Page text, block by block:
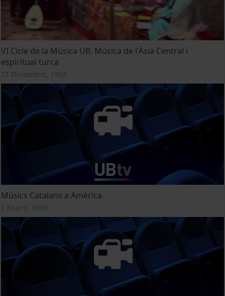
VI Cicle de la Música UB. Música de l'Àsia Central i
espiritual turca
21 Diciembre, 1992
Músics Catalans a Amèrica
1 Enero, 1993